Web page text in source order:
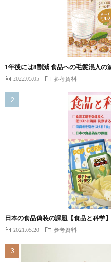
1年後には8割減 食品への毛髪混入の
2022.05.05 参考資料
日本の食品偽装の課題【食品と科学】
2021.05.20 参考資料